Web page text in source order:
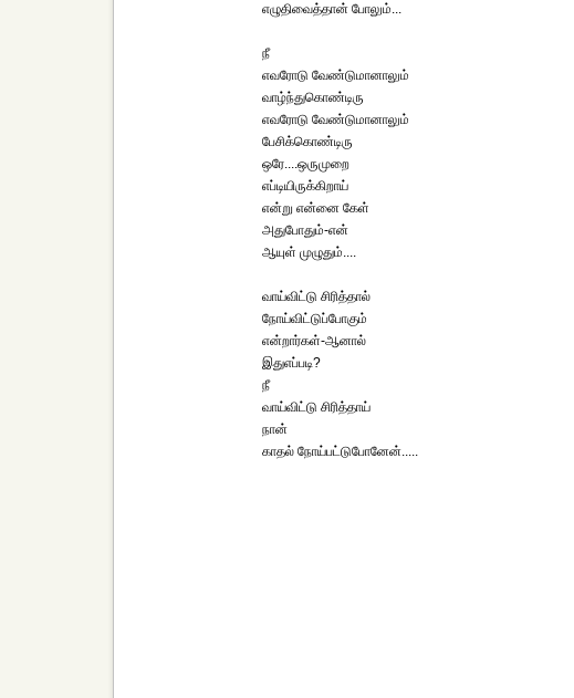
எழுதிவைத்தான் போலும்...
நீ
எவரோடு வேண்டுமானாலும்
வாழ்ந்துகொண்டிரு
எவரோடு வேண்டுமானாலும்
பேசிக்கொண்டிரு
ஒரே....ஒருமுறை
எப்டியிருக்கிறாய்
என்று என்னை கேள்
அதுபோதும்-என்
ஆயுள் முழுதும்....
வாய்விட்டு சிரித்தால்
நோய்விட்டுப்போகும்
என்றார்கள்-ஆனால்
இதுஎப்படி?
நீ
வாய்விட்டு சிரித்தாய்
நான்
காதல் நோய்பட்டுபோனேன்.....